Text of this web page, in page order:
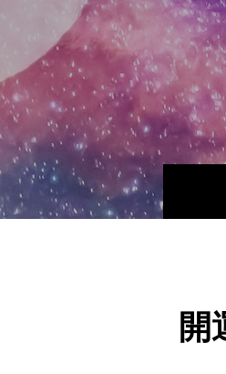
開